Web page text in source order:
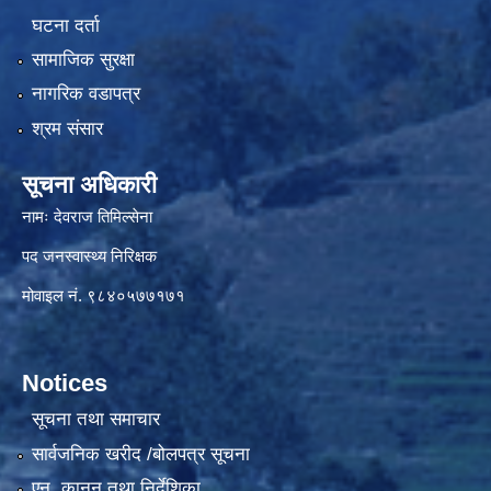
घटना दर्ता
सामाजिक सुरक्षा
नागरिक वडापत्र
श्रम संसार
सूचना अधिकारी
नामः देवराज तिमिल्सेना
पद जनस्वास्थ्य निरिक्षक
मोवाइल नं. ९८४०५७७१७१
Notices
सूचना तथा समाचार
सार्वजनिक खरीद /बोलपत्र सूचना